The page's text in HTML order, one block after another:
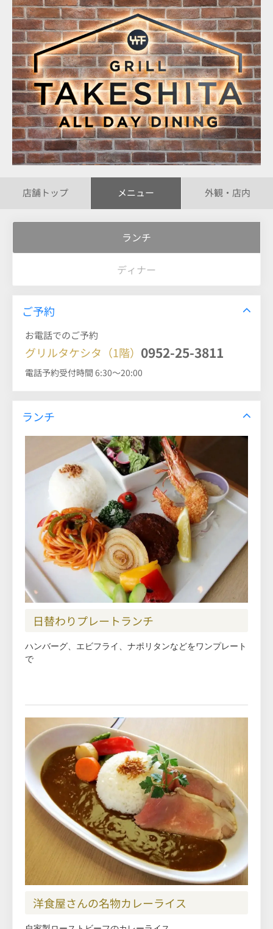
店舗トップ メニュー 外観・店内
ランチ
ディナー
ご予約
お電話でのご予約
グリルタケシタ（1階） 0952-25-3811
電話予約受付時間 6:30～20:00
ランチ
日替わりプレートランチ
ハンバーグ、エビフライ、ナポリタンなどをワンプレート
で
洋食屋さんの名物カレーライス